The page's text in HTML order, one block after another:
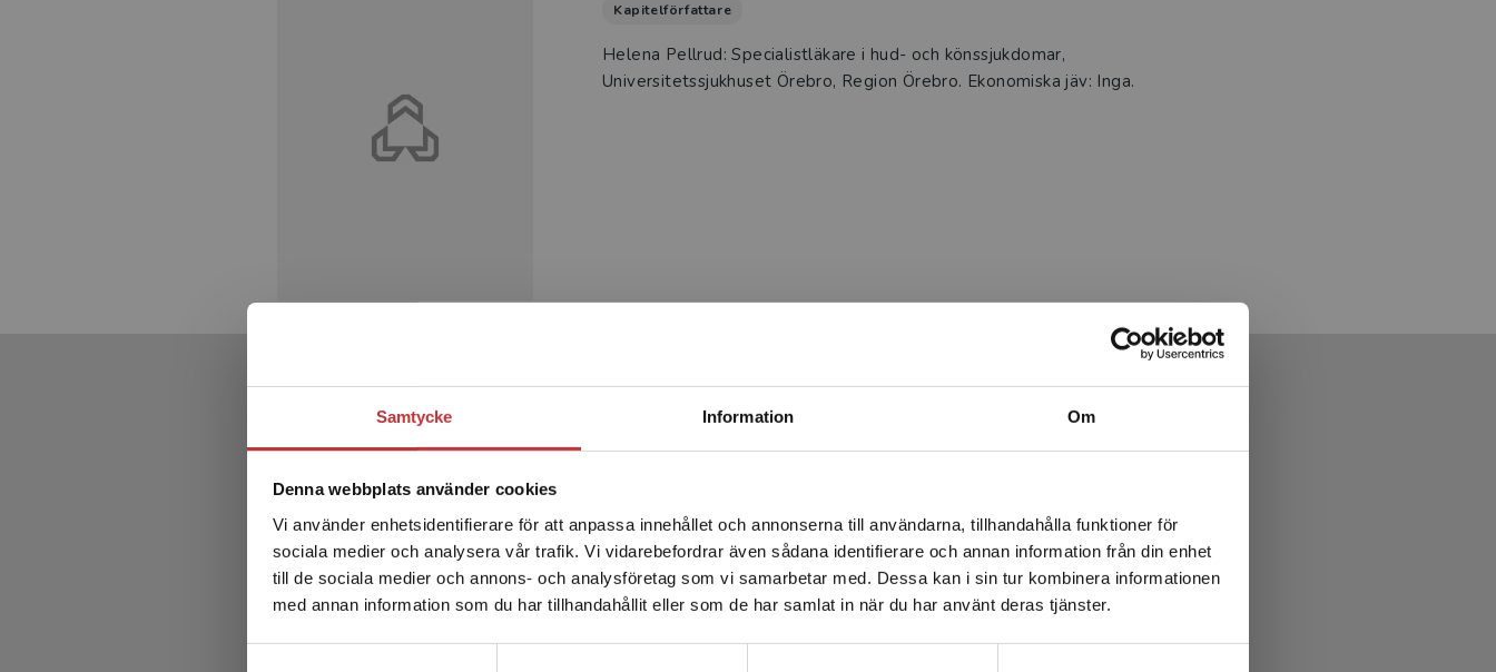
Samtycke Information Om
Denna webbplats använder cookies
Vi använder enhetsidentifierare för att anpassa innehållet och annonserna till användarna, tillhandahålla funktioner för
sociala medier och analysera vår trafik. Vi vidarebefordrar även sådana identifierare och annan information från din enhet
till de sociala medier och annons- och analysföretag som vi samarbetar med. Dessa kan i sin tur kombinera informationen
med annan information som du har tillhandahållit eller som de har samlat in när du har använt deras tjänster.
Begränsad fraktregion
Det verkar som att du besöker studentlitteratur.se via en
enhet utanför Sverige. Vi erbjuder inte leveranser utanför
Sverige. För att kunna slutföra ett köp måste
leveransadressen vara i Sverige.Läs mer
Kapitelförfattare
Helena Pellrud: Specialistläkare i hud- och könssjukdomar,
Universitetssjukhuset Örebro, Region Örebro. Ekonomiska jäv: Inga.
Produkter